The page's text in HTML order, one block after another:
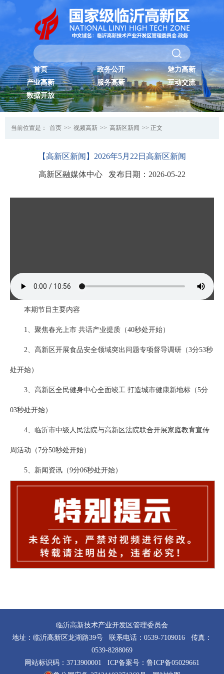
首页 政务公开
魅力高新
产业高新
服务高新
互动交流
数据开放
当前位置是： 首页 >> 视频高新 >> 高新区新闻 >> 正文
【高新区新闻】2026年5月22日高新区新闻
高新区融媒体中心 发布日期：2026-05-22
本期节目主要内容
1、聚焦春光上市 共话产业提质（40秒处开始）
2、高新区开展食品安全领域突出问题专项督导调研（3分53秒
处开始）
3、高新区全民健身中心全面竣工 打造城市健康新地标（5分
03秒处开始）
4、临沂市中级人民法院与高新区法院联合开展家庭教育宣传
周活动（7分50秒处开始）
5、新闻资讯（9分06秒处开始）
临沂高新技术产业开发区管理委员会
地址：临沂高新区龙湖路39号 联系电话：0539-7109016 传真：
0539-8288069
网站标识码：3713900001 ICP备案号： 鲁ICP备05029661